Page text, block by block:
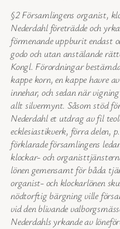
§2 Församlingens organist,
Nederdahl företrädde och
förmenande uppburit endast
godo och utan anstälande
Kongl. Förordningar
kappe korn, en kappe havre
innehar, och sedan när
allt silvermynt. Såsom stöd
Nederdahl et utdrag av fil
ecklesiastikverk, förra delen,
förklarade församlingens
klockar- och
lönen gemensamt för båda
organist- och klockarlönen
nödtorftig bärgning ville
vid den blivande
Nederdahls yrkande av